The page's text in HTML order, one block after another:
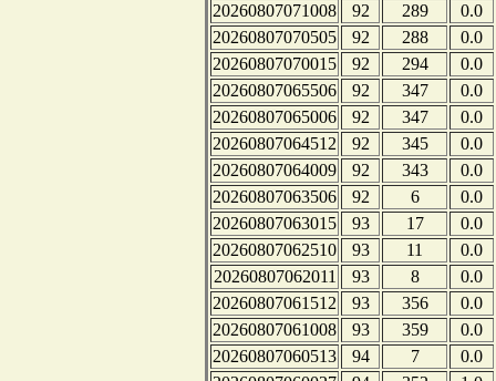
20260807071008
92 289
0.0
20260807070505
92 288
0.0
20260807070015
92 294
0.0
20260807065506
92 347
0.0
20260807065006
92 347
0.0
20260807064512
92 345
0.0
20260807064009
92 343
0.0
20260807063506
92 6
0.0
20260807063015
93 17
0.0
20260807062510
93 11
0.0
20260807062011
93 8
0.0
20260807061512
93 356
0.0
20260807061008
93 359
0.0
20260807060513
94 7
0.0